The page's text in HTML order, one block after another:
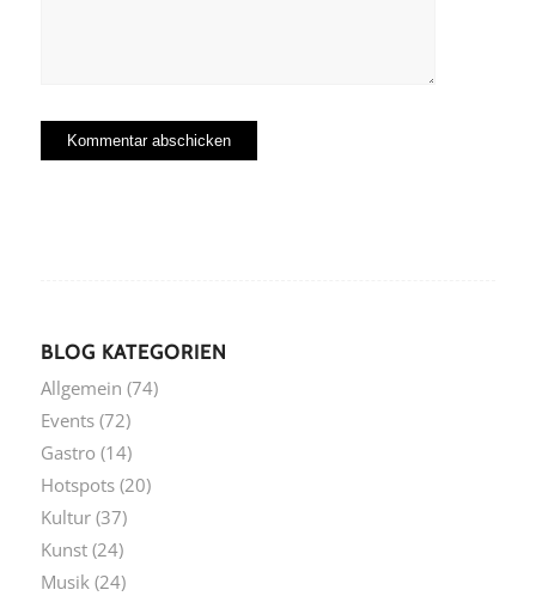
BLOG KATEGORIEN
Allgemein (74)
Events(72)
Gastro (14)
Hotspots(20)
Kultur(37)
Kunst(24)
Musik(24)